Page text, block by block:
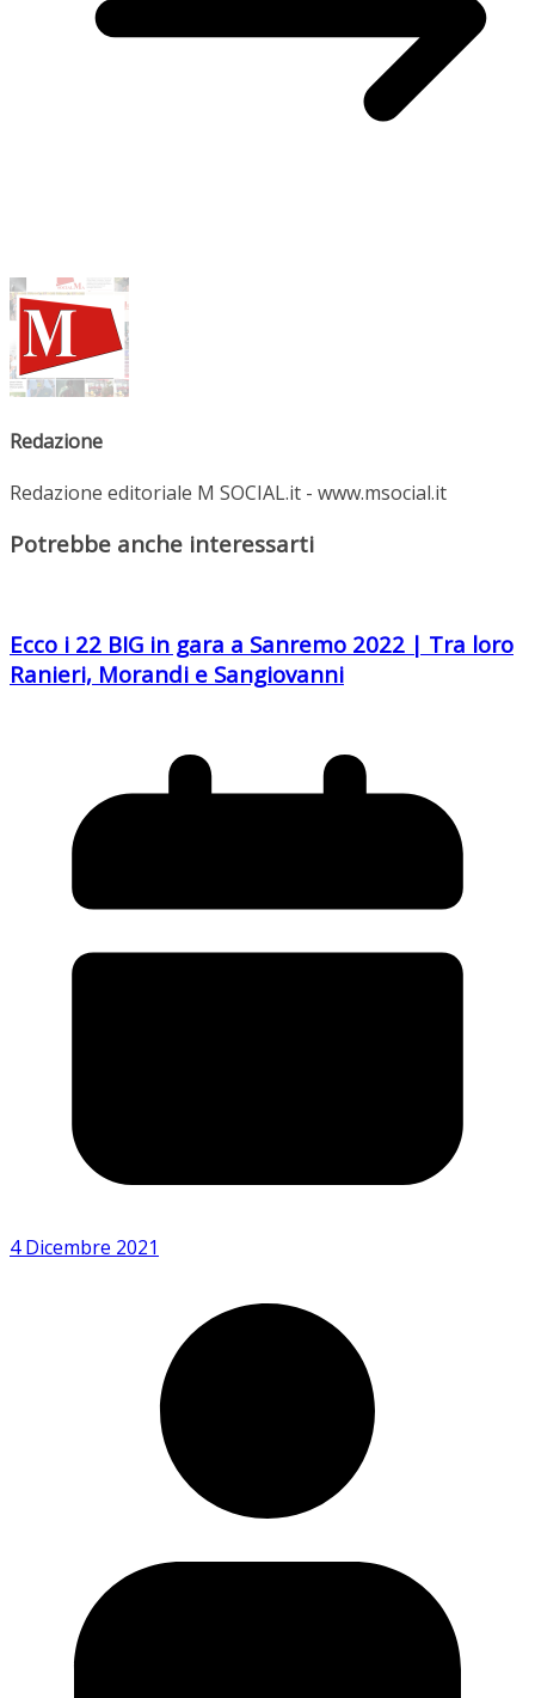
Redazione
Redazione editoriale M SOCIAL.it - www.msocial.it
Potrebbe anche interessarti
Ecco i 22 BIG in gara a Sanremo 2022 | Tra loro
Ranieri, Morandi e Sangiovanni
4 Dicembre 2021